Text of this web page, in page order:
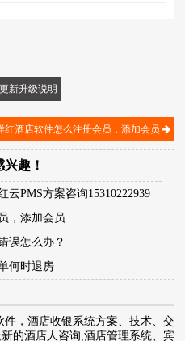
新升级说明
红酒店软件怎么注册会员，添加会员
趣！
PMS方案咨询15310222939
，添加会员
误怎么办？
何时退房
，酒店收银系统方案、技术、交
的酒店人咨询,酒店管理系统、宾